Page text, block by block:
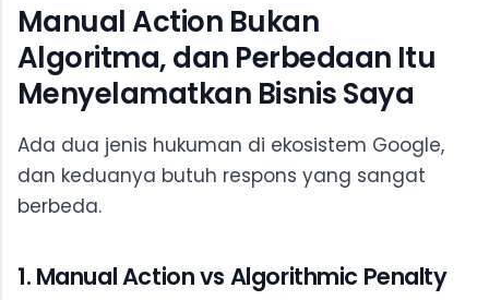
Manual Action Bukan
Algoritma, dan Perbedaan Itu
Menyelamatkan Bisnis Saya
Ada dua jenis hukuman di ekosistem Google,
dan keduanya butuh respons yang sangat
berbeda.
1. Manual Action vs Algorithmic Penalty